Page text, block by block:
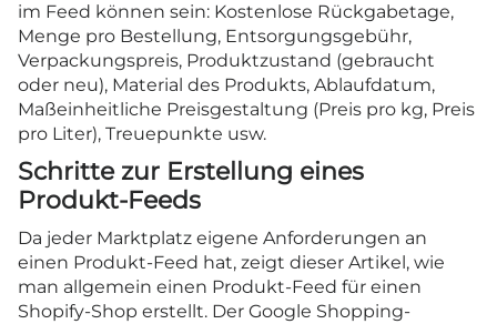
im Feed können sein: Kostenlose Rückgabetage,
Menge pro Bestellung, Entsorgungsgebühr,
Verpackungspreis, Produktzustand (gebraucht
oder neu), Material des Produkts, Ablaufdatum,
Maßeinheitliche Preisgestaltung (Preis pro kg, Preis
pro Liter), Treuepunkte usw.
Schritte zur Erstellung eines
Produkt-Feeds
Da jeder Marktplatz eigene Anforderungen an
einen Produkt-Feed hat, zeigt dieser Artikel, wie
man allgemein einen Produkt-Feed für einen
Shopify-Shop erstellt. Der Google Shopping-